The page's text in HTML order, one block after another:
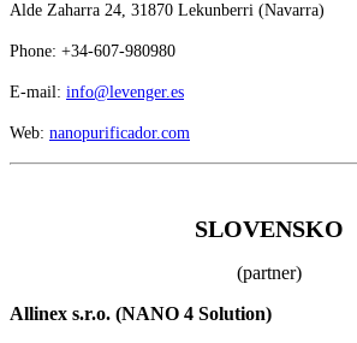
Alde Zaharra 24, 31870 Lekunberri (Navarra)
Phone: +34-607-980980
E-mail: info@levenger.es
Web: nanopurificador.com
SLOVENSKO
(partner)
Allinex s.r.o. (NANO 4 Solution)